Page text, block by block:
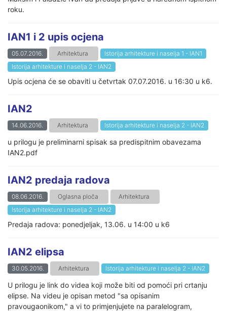
roku.
IAN1 i 2 upis ocjena
05.07.2016. Arhitektura
Istorija arhitekture i naselja 1 - IAN1
Istorija arhitekture i naselja 2 - IAN2
Upis ocjena će se obaviti u četvrtak 07.07.2016. u 16:30 u k6.
IAN2
14.06.2016. Arhitektura Istorija arhitekture i naselja 2 - IAN2
u prilogu je preliminarni spisak sa predispitnim obavezama
IAN2.pdf
IAN2 predaja radova
08.06.2016. Oglasna ploča
Arhitektura
Istorija arhitekture i naselja 2 - IAN2
Predaja radova: ponedjeljak, 13.06. u 14:00 u k6
IAN2 elipsa
30.05.2016. Arhitektura Istorija arhitekture i naselja 2 - IAN2
U prilogu je link do videa koji može biti od pomoći pri crtanju
elipse. Na videu je opisan metod "sa opisanim
pravougaonikom," a vi to primjenjujete na paralelogram,